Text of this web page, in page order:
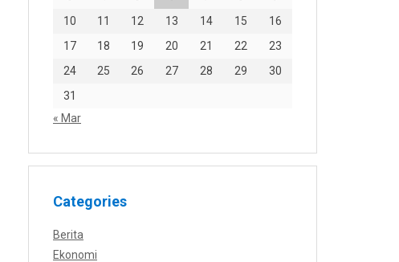
10
11 12 13 14 15
16
17
18 19 20 21 22
23
24
25 26 27 28 29
30
31
« Mar
Categories
Berita
Ekonomi